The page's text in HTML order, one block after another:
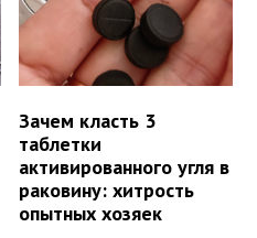
Зачем класть 3
таблетки
активированного угля в
раковину: хитрость
опытных хозяек